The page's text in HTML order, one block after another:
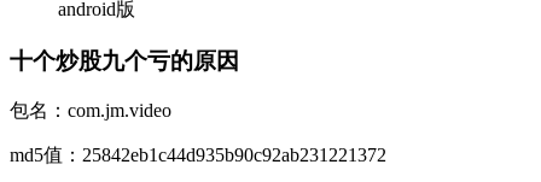
android版
十个炒股九个亏的原因
包名：com.jm.video
md5值：25842eb1c44d935b90c92ab231221372